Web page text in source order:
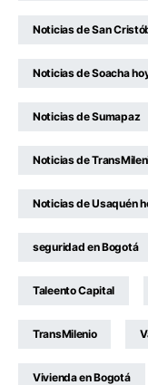
Noticias de San
Noticias de Soacha
Noticias de Sumapaz
Noticias de
Noticias de Usaquén
seguridad en Bogotá
Taleento Capital
TransMilenio
Vivienda en Bogotá